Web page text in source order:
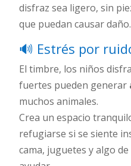
disfraz sea ligero, sin
que puedan causar daño.
🔊 Estrés por
El timbre, los niños
fuertes pueden generar
muchos animales.
Crea un espacio
refugiarse si se siente
cama, juguetes y algo